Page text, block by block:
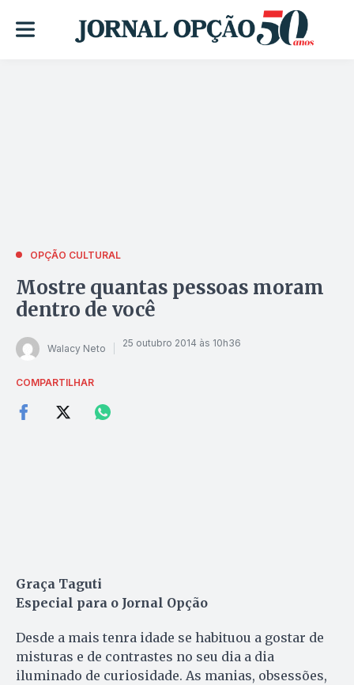
OPÇÃO CULTURAL
Mostre quantas pessoas moram
dentro de você
Walacy Neto 25 outubro 2014 às 10h36
COMPARTILHAR
Graça Taguti
Especial para o Jornal Opção
Desde a mais tenra idade se habituou a gostar de
misturas e de contrastes no seu dia a dia
iluminado de curiosidade. As manias, obsessões,